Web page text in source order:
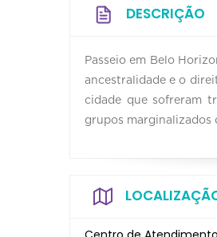
DESCRIÇÃO
Passeio em Belo
ancestralidade e o
cidade que sofreram
grupos marginalizados